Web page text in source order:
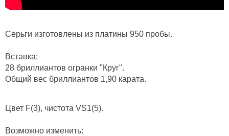
Серьги изготовлены из платины 950 пробы.
Вставка:
28 бриллиантов огранки "Круг".
Общий вес бриллиантов 1,90 карата.
Цвет F(3), чистота VS1(5).
Возможно изменить: